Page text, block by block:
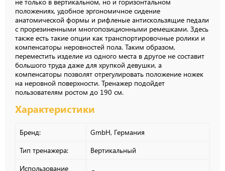
положениях, удобное эргономичное сидение
анатомической формы и рифленые антискользящие педали
с прорезиненными многопозиционными ремешками. Здесь
также есть такие опции как транспортировочные ролики и
компенсаторы неровностей пола. Таким образом,
переместить изделие из одного места в другое не составит
большого труда даже для хрупкой девушки, а
компенсаторы позволят отрегулировать положение ножек
на неровной поверхности. Тренажер подойдет
пользователям ростом до 190 см.
Характеристики
Бренд:
GmbH, Германия
Тип тренажера:
Вертикальный
Использование